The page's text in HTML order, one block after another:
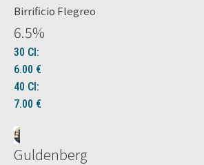
Birrificio Flegreo
6.5%
30 Cl:
6.00 €
40 Cl:
7.00 €
5
Guldenberg